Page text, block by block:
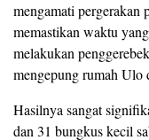
mengamati pergerakan
memastikan waktu
melakukan
mengepung rumah Ulo
Hasilnya sangat
dan 31 bungkus kecil